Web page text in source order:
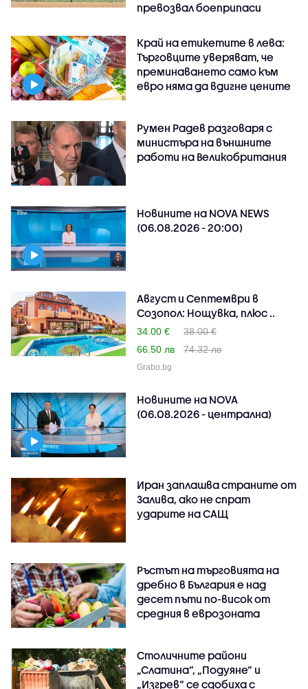
превозвал боеприпаси
Край на етикетите в лева:
Търговците уверяват, че
преминаването само към
евро няма да вдигне цените
Румен Радев разговаря с
министъра на външните
работи на Великобритания
Новините на NOVA NEWS
(06.08.2026 - 20:00)
Август и Септември в
Созопол: Нощувка, плюс ..
34.00 €
38.00 €
66.50 лв
74.32 лв
Grabo.bg
Новините на NOVA
(06.08.2026 - централна)
Иран заплашва страните от
Залива, ако не спрат
ударите на САЩ
Ръстът на търговията на
дребно в България е над
десет пъти по-висок от
средния в еврозоната
Столичните райони
„Слатина“, „Подуяне“ и
„Изгрев“ се сдобиха с